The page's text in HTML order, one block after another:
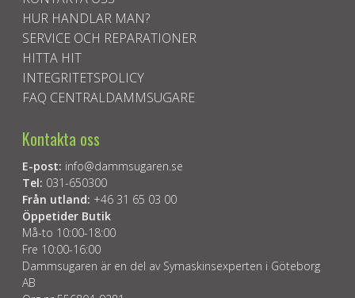
HUR HANDLAR MAN?
SERVICE OCH REPARATIONER
HITTA HIT
INTEGRITETSPOLICY
FAQ CENTRALDAMMSUGARE
Kontakta oss
E-post: info@dammsugaren.se
Tel: 031-650300
Från utland: +46 31 65 03 00
Öppetider Butik
Må-to 10:00-18:00
Fre 10:00-16:00
Dammsugaren är en del av Symaskinsexperten i Göteborg
AB